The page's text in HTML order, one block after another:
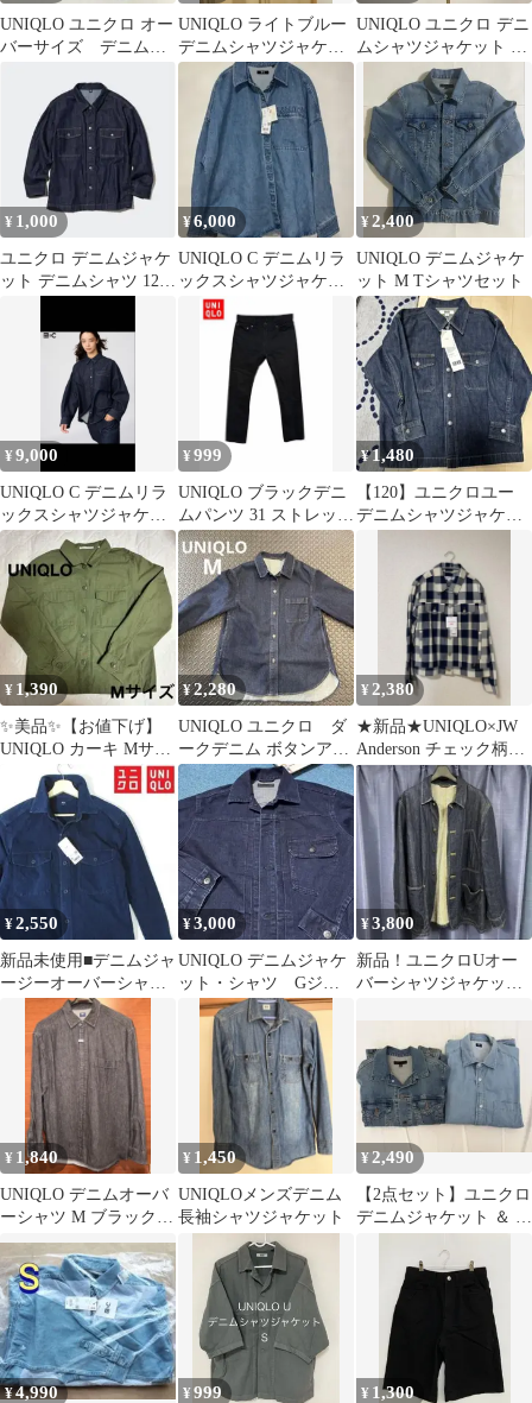
UNIQLO ユニクロ オー
バーサイズ デニムシ
UNIQLO ライトブルー
デニムシャツジャケッ
ト
UNIQLO ユニクロ デニ
ムシャツジャケット 羽
織り サイドポケット付
き M
¥ 1,000
ユニクロ デニムジャケ
ット デニムシャツ 120
¥6,000
UNIQLO C デニムリラ
ックスシャツジャケッ
¥2,400
UNIQLO デニムジャケ
ット M Tシャツセット
¥9,000
UNIQLO C デニムリラ
ックスシャツジャケッ
ト Lサイズ
¥999
UNIQLO ブラックデニ
ムパンツ 31 ストレッチ
黒
¥1,480
【120】ユニクロユー
デニムシャツジャケッ
¥ 1,390
✨美品✨【お値下げ】
UNIQLO カーキ Mサイ
ズ シャツジャケット
¥2,280
UNIQLO ユニクロ ダ
ークデニム ボタンアッ
プシャツ シャツジャ
ケット M
¥ 2,380
★新品★UNIQLO×JW
Anderson チェック柄シ
ャツジャケット M
¥2,550
新品未使用■デニムジャ
ージーオーバーシャ
ツ ユニクロ シャツ
ジャケット Mサイズ
¥3,000
UNIQLO デニムジャケ
ット・シャツ Gジャ
ン M
¥3,800
新品！ユニクロUオー
バーシャツジャケット
¥ 1,840
UNIQLO デニムオーバ
ーシャツ M ブラック
黒 長袖 クリーニング済
¥ 1,450
UNIQLOメンズデニム
長袖シャツジャケット
¥2,490
【2点セット】ユニクロ
デニムジャケット ＆ デ
¥4,990 ¥999 ¥ 1,300